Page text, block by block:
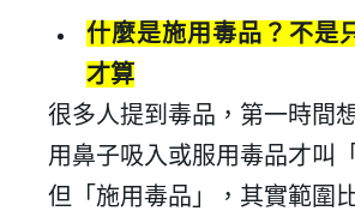
什麼是施用毒品？不是
才算
很多人提到毒品，第一時間
用鼻子吸入或服用毒品才叫
「
但「施用毒品」，其實範圍